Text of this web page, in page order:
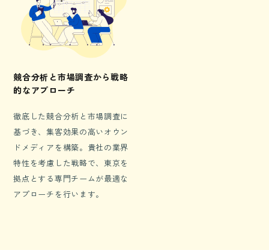
競合分析と市場調査から戦略
的なアプローチ
徹底した競合分析と市場調査に
基づき、集客効果の高いオウン
ドメディアを構築。貴社の業界
特性を考慮した戦略で、東京を
拠点とする専門チームが最適な
アプローチを行います。